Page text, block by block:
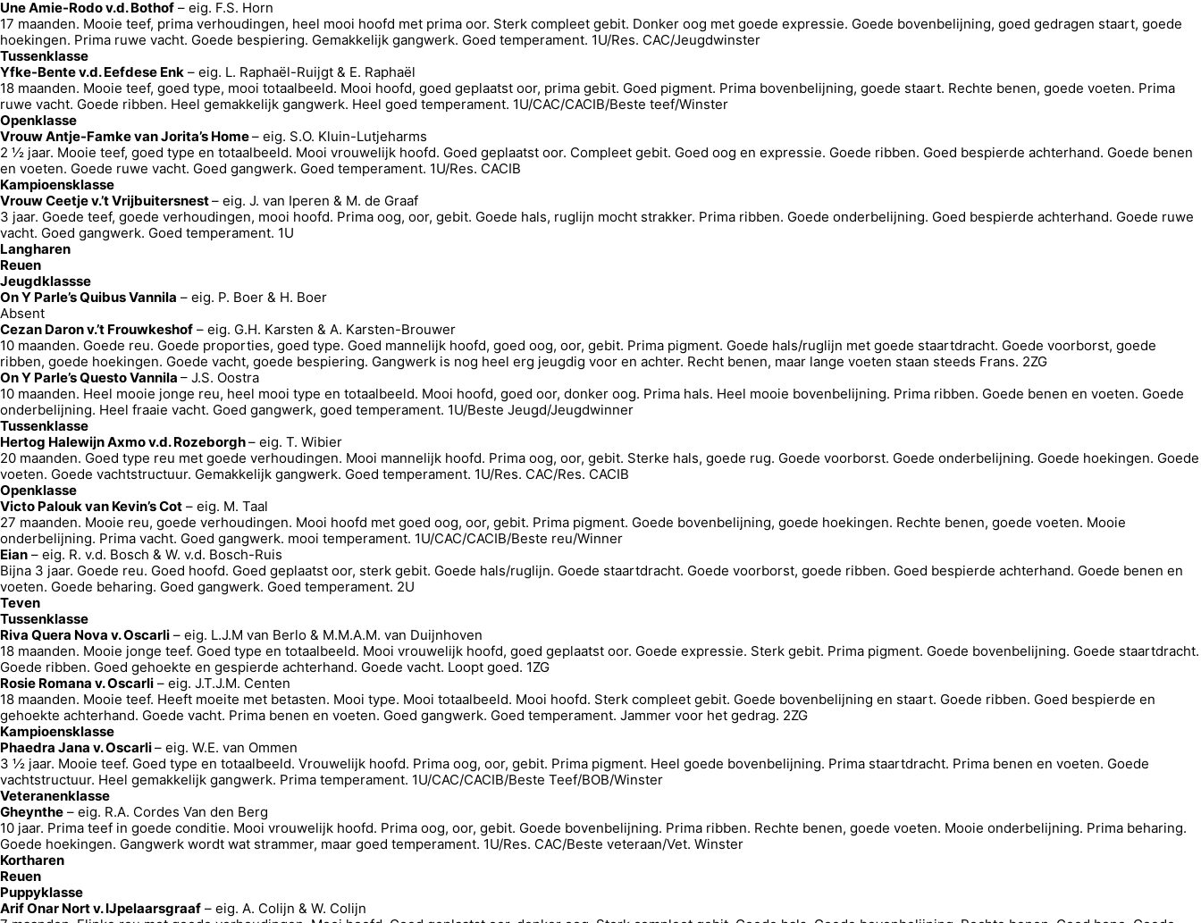
Une Amie-Rodo v.d. Bothof – eig. F.S. Horn
17 maanden. Mooie teef, prima verhoudingen, heel mooi hoofd met prima oor. Sterk compleet gebit. Donker oog met goede expressie. Goede bovenbelijning, goed gedragen staart, goede
hoekingen. Prima ruwe vacht. Goede bespiering. Gemakkelijk gangwerk. Goed temperament. 1U/Res. CAC/Jeugdwinster
Tussenklasse
Yfke-Bente v.d. Eefdese Enk – eig. L. Raphaël-Ruijgt & E. Raphaël
18 maanden. Mooie teef, goed type, mooi totaalbeeld. Mooi hoofd, goed geplaatst oor, prima gebit. Goed pigment. Prima bovenbelijning, goede staart. Rechte benen, goede voeten. Prima
ruwe vacht. Goede ribben. Heel gemakkelijk gangwerk. Heel goed temperament. 1U/CAC/CACIB/Beste teef/Winster
Openklasse
Vrouw Antje-Famke van Jorita’s Home– eig. S.O. Kluin-Lutjeharms
2 ½ jaar. Mooie teef, goed type en totaalbeeld. Mooi vrouwelijk hoofd. Goed geplaatst oor. Compleet gebit. Goed oog en expressie. Goede ribben. Goed bespierde achterhand. Goede benen
en voeten. Goede ruwe vacht. Goed gangwerk. Goed temperament. 1U/Res. CACIB
Kampioensklasse
Vrouw Ceetje v.’t Vrijbuitersnest– eig. J. van Iperen & M. de Graaf
3 jaar. Goede teef, goede verhoudingen, mooi hoofd. Prima oog, oor, gebit. Goede hals, ruglijn mocht strakker. Prima ribben. Goede onderbelijning. Goed bespierde achterhand. Goede ruwe
vacht. Goed gangwerk. Goed temperament. 1U
Langharen
Reuen
Jeugdklassse
On Y Parle’s Quibus Vannila – eig. P. Boer & H. Boer
Absent
Cezan Daron v.’t Frouwkeshof – eig. G.H. Karsten & A. Karsten-Brouwer
10 maanden. Goede reu. Goede proporties, goed type. Goed mannelijk hoofd, goed oog, oor, gebit. Prima pigment. Goede hals/ruglijn met goede staartdracht. Goede voorborst, goede
ribben, goede hoekingen. Goede vacht, goede bespiering. Gangwerk is nog heel erg jeugdig voor en achter. Recht benen, maar lange voeten staan steeds Frans. 2ZG
On Y Parle’s Questo Vannila – J.S. Oostra
10 maanden. Heel mooie jonge reu, heel mooi type en totaalbeeld. Mooi hoofd, goed oor, donker oog. Prima hals. Heel mooie bovenbelijning. Prima ribben. Goede benen en voeten. Goede
onderbelijning. Heel fraaie vacht. Goed gangwerk, goed temperament. 1U/Beste Jeugd/Jeugdwinner
Tussenklasse
Hertog Halewijn Axmo v.d. Rozeborgh– eig. T. Wibier
20 maanden. Goed type reu met goede verhoudingen. Mooi mannelijk hoofd. Prima oog, oor, gebit. Sterke hals, goede rug. Goede voorborst. Goede onderbelijning. Goede hoekingen. Goede
voeten. Goede vachtstructuur. Gemakkelijk gangwerk. Goed temperament. 1U/Res. CAC/Res. CACIB
Openklasse
Victo Palouk van Kevin’s Cot – eig. M. Taal
27 maanden. Mooie reu, goede verhoudingen. Mooi hoofd met goed oog, oor, gebit. Prima pigment. Goede bovenbelijning, goede hoekingen. Rechte benen, goede voeten. Mooie
onderbelijning. Prima vacht. Goed gangwerk. mooi temperament. 1U/CAC/CACIB/Beste reu/Winner
Eian – eig. R. v.d. Bosch & W. v.d. Bosch-Ruis
Bijna 3 jaar. Goede reu. Goed hoofd. Goed geplaatst oor, sterk gebit. Goede hals/ruglijn. Goede staartdracht. Goede voorborst, goede ribben. Goed bespierde achterhand. Goede benen en
voeten. Goede beharing. Goed gangwerk. Goed temperament. 2U
Teven
Tussenklasse
Riva Quera Nova v. Oscarli – eig. L.J.M van Berlo & M.M.A.M. van Duijnhoven
18 maanden. Mooie jonge teef. Goed type en totaalbeeld. Mooi vrouwelijk hoofd, goed geplaatst oor. Goede expressie. Sterk gebit. Prima pigment. Goede bovenbelijning. Goede staartdracht.
Goede ribben. Goed gehoekte en gespierde achterhand. Goede vacht. Loopt goed. 1ZG
Rosie Romana v. Oscarli – eig. J.T.J.M. Centen
18 maanden. Mooie teef. Heeft moeite met betasten. Mooi type. Mooi totaalbeeld. Mooi hoofd. Sterk compleet gebit. Goede bovenbelijning en staart. Goede ribben. Goed bespierde en
gehoekte achterhand. Goede vacht. Prima benen en voeten. Goed gangwerk. Goed temperament. Jammer voor het gedrag. 2ZG
Kampioensklasse
Phaedra Jana v. Oscarli– eig. W.E. van Ommen
3 ½ jaar. Mooie teef. Goed type en totaalbeeld. Vrouwelijk hoofd. Prima oog, oor, gebit. Prima pigment. Heel goede bovenbelijning. Prima staartdracht. Prima benen en voeten. Goede
vachtstructuur. Heel gemakkelijk gangwerk. Prima temperament. 1U/CAC/CACIB/Beste Teef/BOB/Winster
Veteranenklasse
Gheynthe – eig. R.A. Cordes Van den Berg
10 jaar. Prima teef in goede conditie. Mooi vrouwelijk hoofd. Prima oog, oor, gebit. Goede bovenbelijning. Prima ribben. Rechte benen, goede voeten. Mooie onderbelijning. Prima beharing.
Goede hoekingen. Gangwerk wordt wat strammer, maar goed temperament. 1U/Res. CAC/Beste veteraan/Vet. Winster
Kortharen
Reuen
Puppyklasse
Arif Onar Nort v. IJpelaarsgraaf – eig. A. Colijn & W. Colijn